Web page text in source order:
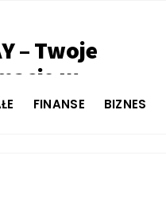
– Twoje
w
miejscu
FINANSE BIZNES